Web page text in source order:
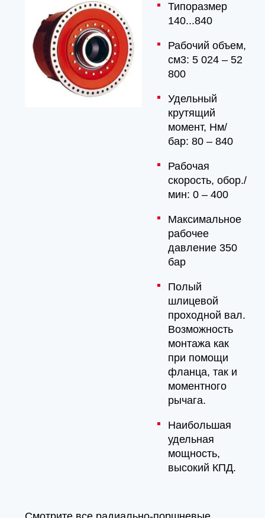
Типоразмер
140...840
Рабочий объем,
см3: 5 024 – 52
800
Удельный
крутящий
момент, Hм/
бар: 80 – 840
Рабочая
скорость, обор./
мин: 0 – 400
Максимальное
рабочее
давление 350
бар
Полый
шлицевой
проходной вал.
Возможность
монтажа как
при помощи
фланца, так и
моментного
рычага.
Наибольшая
удельная
мощность,
высокий КПД.